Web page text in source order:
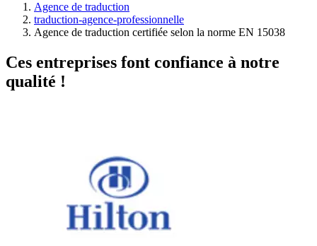
Agence de traduction
traduction-agence-professionnelle
Agence de traduction certifiée selon la norme EN 15038
Ces entreprises font confiance à notre
qualité !